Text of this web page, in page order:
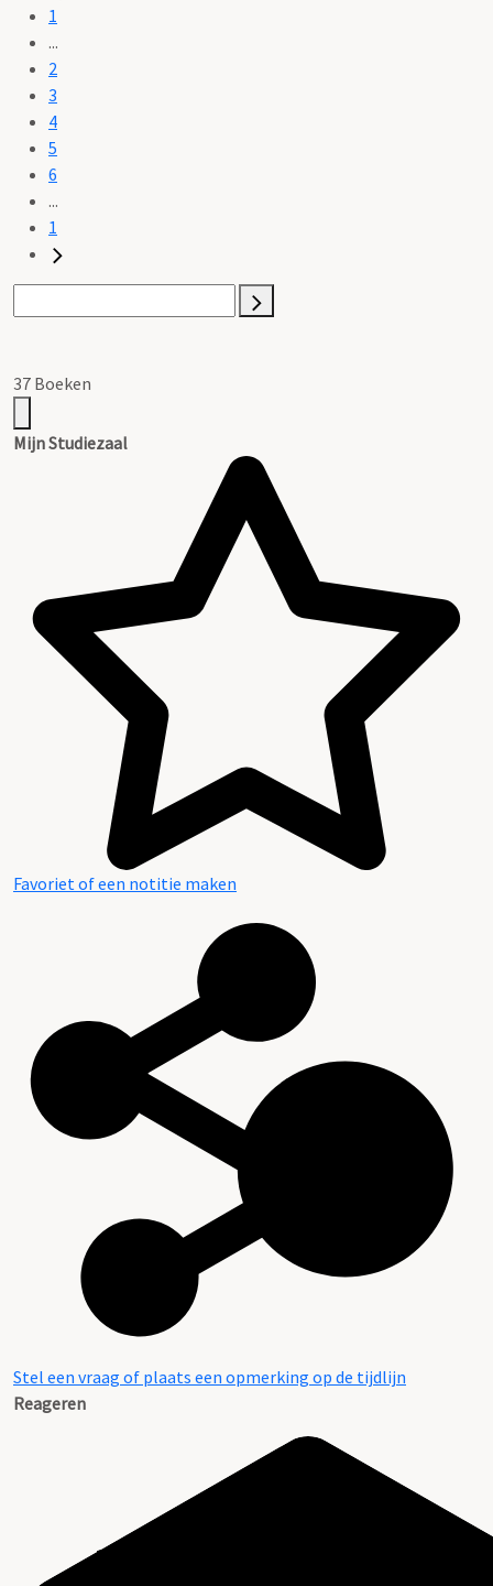
1
...
2
3
4
5
6
...
1
37 Boeken
Mijn Studiezaal
Favoriet of een notitie maken
Stel een vraag of plaats een opmerking op de tijdlijn
Reageren